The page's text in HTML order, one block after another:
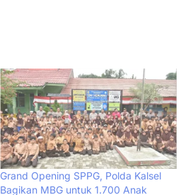
Grand Opening SPPG, Polda Kalsel
Bagikan MBG untuk 1.700 Anak